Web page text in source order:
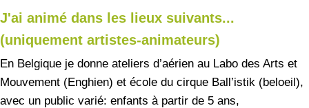
J'ai animé dans les lieux suivants...
(uniquement artistes-animateurs)
En Belgique je donne ateliers d’aérien au Labo des Arts et
Mouvement (Enghien) et école du cirque Ball’istik (beloeil),
avec un public varié: enfants à partir de 5 ans,